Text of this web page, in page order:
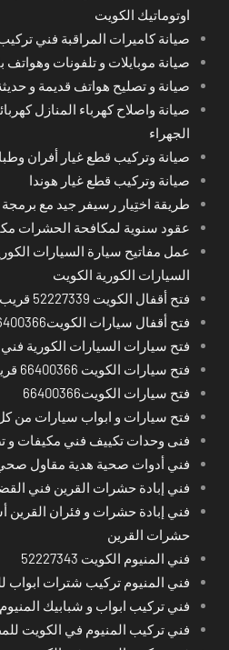
اوتوماتيك الكويت
صيانة كاميرات المراقبة فني
صيانة موبايلات و تلفونات
صيانة و تصليح هواتف قديمة و
صيانة واصلاح كهرباء المنازل
الجهراء
صيانة وتركيب قطع غيار أفران
صيانة وتركيب قطع غيار هوندا
طريقة اختِيار رسيفر جيد مع
عقود سنوية لمكافحة الحشرات
عمل مفاتيح سيارة السيارات
السيارات الكورية الكويت
فتح أقفال الكويت 52227339 قريب على موقعي
فتح أقفال سيارات الكويت66400366 فوري
فتح سيارات السيارات الكورية
فتح سيارات الكويت 66400366 قريب على موقعي
فتح سيارات الكويت66400366
فتح سيارات و ابواب سيارات من
فنى وحدات تكييف فني مكيفات و
فني أدوات صحية هدية مقاول
فني إبادة حشرات القرين فني
فني إبادة حشرات و فئران
حشرات القرين
فني المنيوم الكويت 52227343
فني المنيوم تركيب شترات ابواب
فني تركيب ابواب و شبابيك
فني تركيب المنيوم في الكويت